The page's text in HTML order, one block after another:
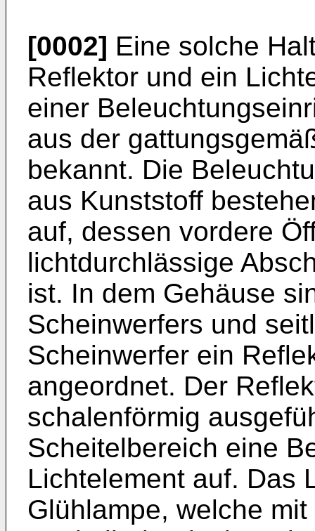
[0002] Eine solche
Reflektor und ein
einer
aus der
bekannt. Die
aus Kunststoff
auf, dessen vordere
lichtdurchlässige
ist. In dem Gehäuse
Scheinwerfers und
Scheinwerfer ein
angeordnet. Der
schalenförmig
Scheitelbereich eine
Lichtelement auf. Das
Glühlampe, welche